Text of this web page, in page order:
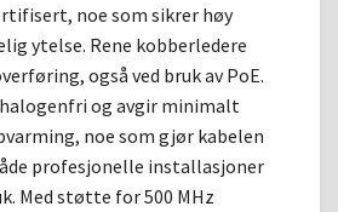
noe som sikrer høy
ytelse. Rene kobberledere
også ved bruk av PoE.
og avgir minimalt
noe som gjør kabelen
profesjonelle installasjoner
Med støtte for 500 MHz